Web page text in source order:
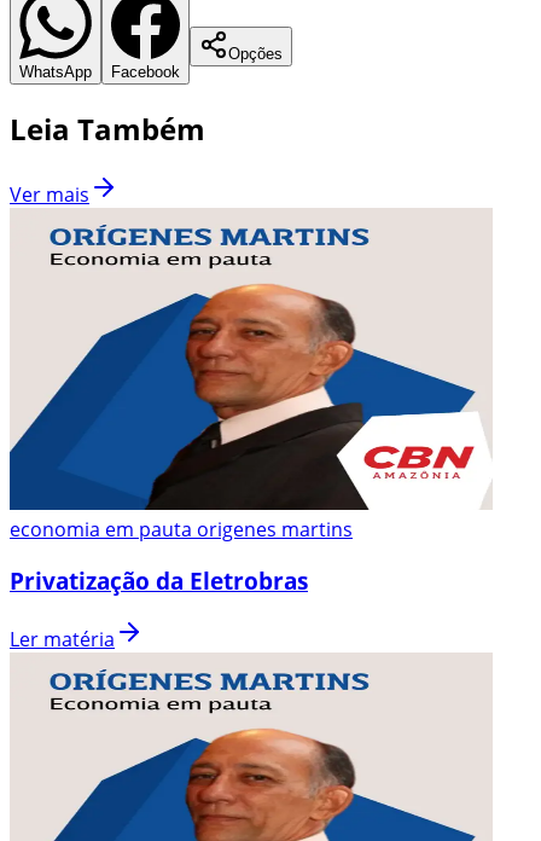
WhatsApp Facebook
Opções
Leia Também
Ver mais
economia em pauta origenes martins
Privatização da Eletrobras
Ler matéria